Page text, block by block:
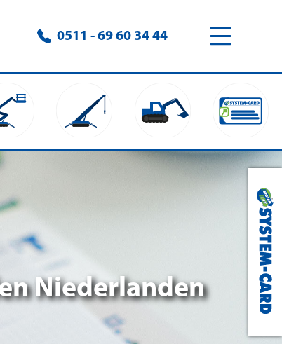
0511 - 69 60 34 44
Niederlanden